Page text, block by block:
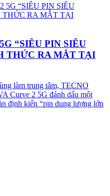
“SIÊU PIN SIÊU
THỨC RA MẮT TẠI
làm trung tâm, TECNO
Curve 2 5G đánh dấu một
định kiến “pin dung lượng lớn